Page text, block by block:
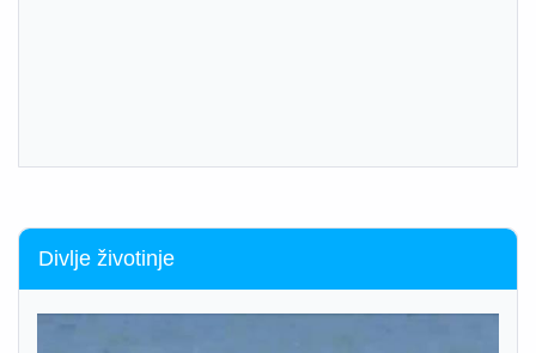
Divlje životinje